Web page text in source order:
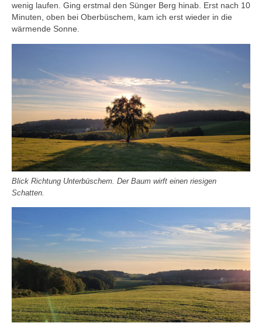
wenig laufen. Ging erstmal den Sünger Berg hinab. Erst nach 10
Minuten, oben bei Oberbüschem, kam ich erst wieder in die
wärmende Sonne.
Blick Richtung Unterbüschem. Der Baum wirft einen riesigen
Schatten.